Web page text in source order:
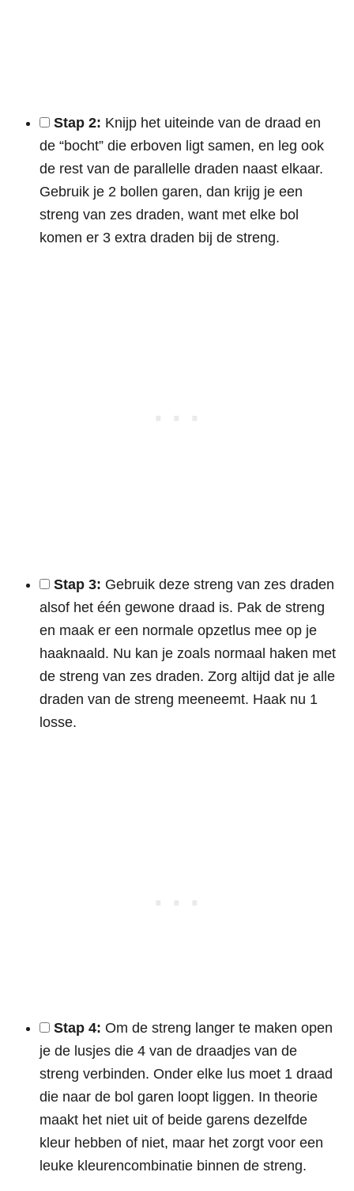
Stap 2: Knijp het uiteinde van de draad en
de “bocht” die erboven ligt samen, en leg ook
de rest van de parallelle draden naast elkaar.
Gebruik je 2 bollen garen, dan krijg je een
streng van zes draden, want met elke bol
komen er 3 extra draden bij de streng.
Stap 3: Gebruik deze streng van zes draden
alsof het één gewone draad is. Pak de streng
en maak er een normale opzetlus mee op je
haaknaald. Nu kan je zoals normaal haken met
de streng van zes draden. Zorg altijd dat je alle
draden van de streng meeneemt. Haak nu 1
losse.
Stap 4: Om de streng langer te maken open
je de lusjes die 4 van de draadjes van de
streng verbinden. Onder elke lus moet 1 draad
die naar de bol garen loopt liggen. In theorie
maakt het niet uit of beide garens dezelfde
kleur hebben of niet, maar het zorgt voor een
leuke kleurencombinatie binnen de streng.